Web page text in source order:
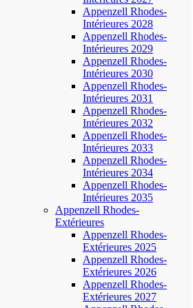
Appenzell Rhodes-
Intérieures 2028
Appenzell Rhodes-
Intérieures 2029
Appenzell Rhodes-
Intérieures 2030
Appenzell Rhodes-
Intérieures 2031
Appenzell Rhodes-
Intérieures 2032
Appenzell Rhodes-
Intérieures 2033
Appenzell Rhodes-
Intérieures 2034
Appenzell Rhodes-
Intérieures 2035
Appenzell Rhodes-
Extérieures
Appenzell Rhodes-
Extérieures 2025
Appenzell Rhodes-
Extérieures 2026
Appenzell Rhodes-
Extérieures 2027